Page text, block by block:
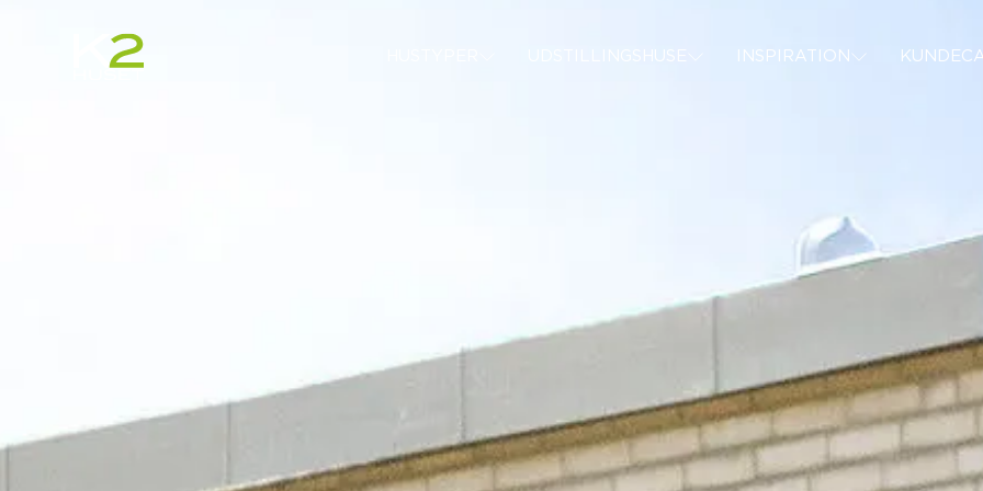
UDSTILLINGSHUSE INSPIRATION
INSPIRATION KUNDECASES